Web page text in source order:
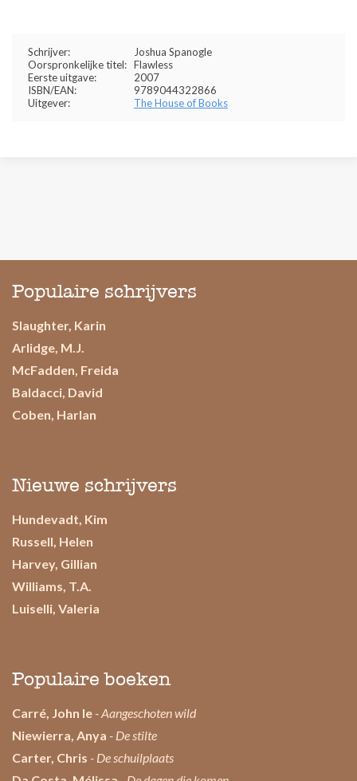
Schrijver:
Joshua Spanogle
Oorspronkelijke titel: Flawless
Eerste uitgave:
2007
ISBN/EAN:
9789044322866
Uitgever:
The House of Books
Populaire schrijvers
Slaughter, Karin
Arlidge, M.J.
McFadden, Freida
Baldacci, David
Coben, Harlan
Nieuwe schrijvers
Hundevadt, Kim
Russell, Helen
Harvey, Gillian
Williams, T.A.
Luiselli, Valeria
Populaire boeken
Carré, John le - Aangeschoten wild
Niewierra, Anya - De stilte
Carter, Chris - De schuilplaats